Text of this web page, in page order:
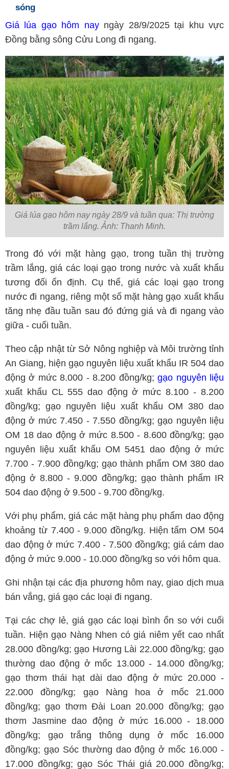
sóng
Giá lúa gạo hôm nayngày 28/9/2025 tại khu vực
Đồng bằng sông Cửu Long đi ngang.
Giá lúa gạo hôm nay ngày 28/9 và tuần qua: Thị trường
trầm lắng. Ảnh: Thanh Minh.
Trong đó với mặt hàng gạo, trong tuần thị trường
trầm lắng, giá các loại gạo trong nước và xuất khẩu
tương đối ổn định. Cụ thể, giá các loại gạo trong
nước đi ngang, riêng một số mặt hàng gạo xuất khẩu
tăng nhẹ đầu tuần sau đó đứng giá và đi ngang vào
giữa - cuối tuần.
Theo cập nhật từ Sở Nông nghiệp và Môi trường tỉnh
An Giang, hiện gạo nguyên liệu xuất khẩu IR 504 dao
động ở mức 8.000 - 8.200 đồng/kg;gạo nguyên liệu
xuất khẩu CL 555 dao động ở mức 8.100 - 8.200
đồng/kg; gạo nguyên liệu xuất khẩu OM 380 dao
động ở mức 7.450 - 7.550 đồng/kg; gạo nguyên liệu
OM 18 dao động ở mức 8.500 - 8.600 đồng/kg; gạo
nguyên liệu xuất khẩu OM 5451 dao động ở mức
7.700 - 7.900 đồng/kg; gạo thành phẩm OM 380 dao
động ở 8.800 - 9.000 đồng/kg; gạo thành phẩm IR
504 dao động ở 9.500 - 9.700 đồng/kg.
Với phụ phẩm, giá các mặt hàng phụ phẩm dao động
khoảng từ 7.400 - 9.000 đồng/kg. Hiện tấm OM 504
dao động ở mức 7.400 - 7.500 đồng/kg; giá cám dao
động ở mức 9.000 - 10.000 đồng/kg so với hôm qua.
Ghi nhận tại các địa phương hôm nay, giao dịch mua
bán vắng, giá gạo các loại đi ngang.
Tại các chợ lẻ, giá gạo các loại bình ổn so với cuối
tuần. Hiện gạo Nàng Nhen có giá niêm yết cao nhất
28.000 đồng/kg; gạo Hương Lài 22.000 đồng/kg; gạo
thường dao động ở mốc 13.000 - 14.000 đồng/kg;
gạo thơm thái hạt dài dao động ở mức 20.000 -
22.000 đồng/kg; gạo Nàng hoa ở mốc 21.000
đồng/kg; gạo thơm Đài Loan 20.000 đồng/kg; gạo
thơm Jasmine dao động ở mức 16.000 - 18.000
đồng/kg; gạo trắng thông dụng ở mốc 16.000
đồng/kg; gạo Sóc thường dao động ở mốc 16.000 -
17.000 đồng/kg; gạo Sóc Thái giá 20.000 đồng/kg;